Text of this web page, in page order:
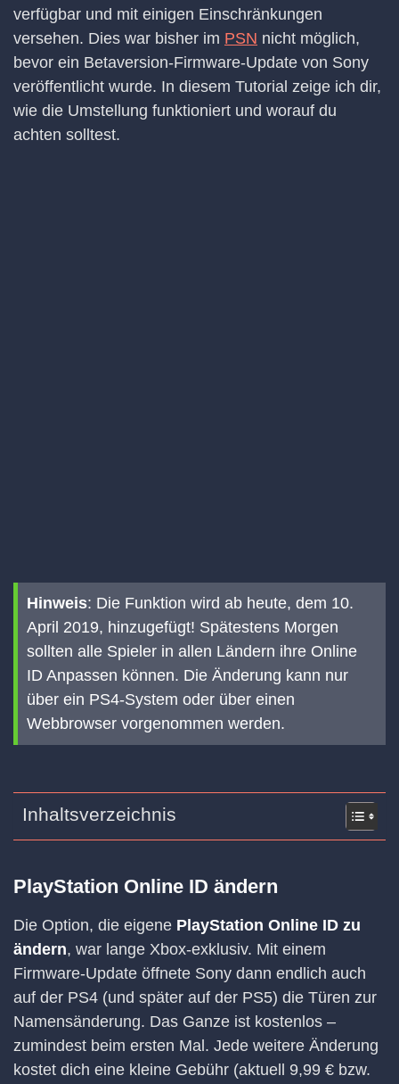
verfügbar und mit einigen Einschränkungen
versehen. Dies war bisher im PSN nicht möglich,
bevor ein Betaversion-Firmware-Update von Sony
veröffentlicht wurde. In diesem Tutorial zeige ich dir,
wie die Umstellung funktioniert und worauf du
achten solltest.
Hinweis: Die Funktion wird ab heute, dem 10.
April 2019, hinzugefügt! Spätestens Morgen
sollten alle Spieler in allen Ländern ihre Online
ID Anpassen können. Die Änderung kann nur
über ein PS4-System oder über einen
Webbrowser vorgenommen werden.
Inhaltsverzeichnis
PlayStation Online ID ändern
Die Option, die eigene PlayStation Online ID zu
ändern, war lange Xbox-exklusiv. Mit einem
Firmware-Update öffnete Sony dann endlich auch
auf der PS4 (und später auf der PS5) die Türen zur
Namensänderung. Das Ganze ist kostenlos –
zumindest beim ersten Mal. Jede weitere Änderung
kostet dich eine kleine Gebühr (aktuell 9,99 € bzw.